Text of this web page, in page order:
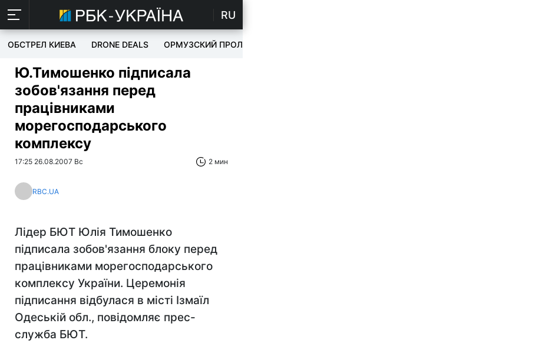
RU
ОБСТРЕЛ КИЕВА DRONE DEALS ОРМУЗСКИЙ ПРОЛИВ
Ю.Тимошенко підписала
зобов'язання перед
працівниками
морегосподарського
комплексу
17:25 26.08.2007 Вс 2 мин
RBC.UA
Лідер БЮТ Юлія Тимошенко
підписала зобов'язання блоку перед
працівниками морегосподарського
комплексу України. Церемонія
підписання відбулася в місті Ізмаїл
Одеській обл., повідомляє прес-
служба БЮТ.